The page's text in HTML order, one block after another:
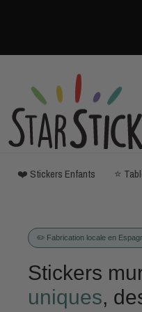
❤️ Stickers Enfants ⭐
✏️ Fabrication locale en
Stickers
uniques,